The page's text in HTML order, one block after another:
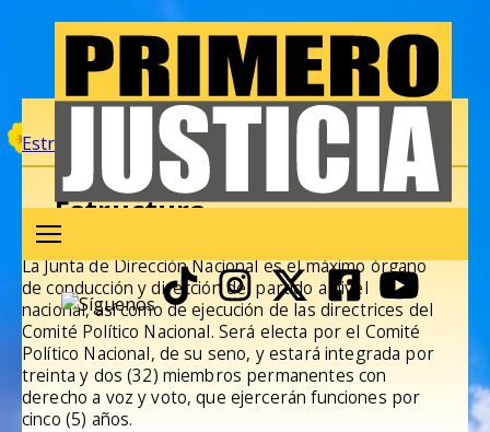
Estructura SecretaríasFundación JGR
Estructura
La Junta de Dirección Nacional es el máximo órgano
de conducción y dirección del partido a nivel
nacional, así como de ejecución de las directrices del
Comité Político Nacional. Será electa por el Comité
Político Nacional, de su seno, y estará integrada por
treinta y dos (32) miembros permanentes con
derecho a voz y voto, que ejercerán funciones por
cinco (5) años.